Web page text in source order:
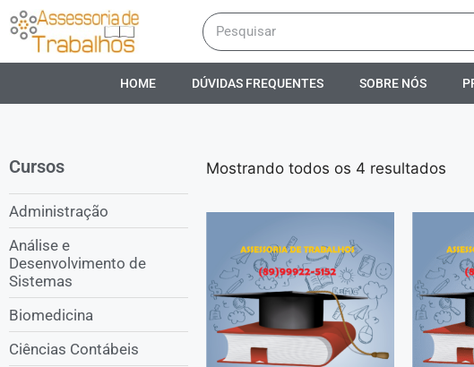
HOME DÚVIDAS FREQUENTES SOBRE NÓS
Cursos
Administração
Análise e
Desenvolvimento de
Sistemas
Biomedicina
Ciências Contábeis
Mostrando todos os 4 resultados